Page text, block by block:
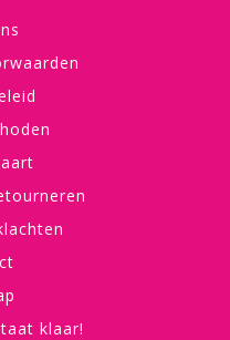
klaar!